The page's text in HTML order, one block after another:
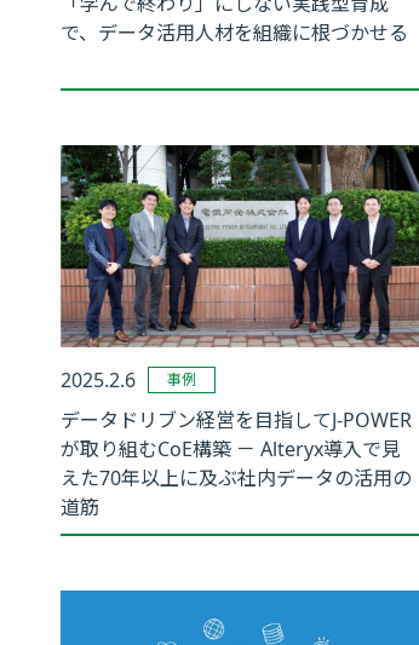
で、データ活用人材を組織に根づかせる
2025.2.6 事例
データドリブン経営を目指してJ-POWER
が取り組むCoE構築 － Alteryx導入で見
えた70年以上に及ぶ社内データの活用の
道筋